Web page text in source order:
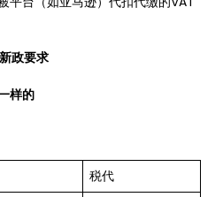
政要求
样的
税代